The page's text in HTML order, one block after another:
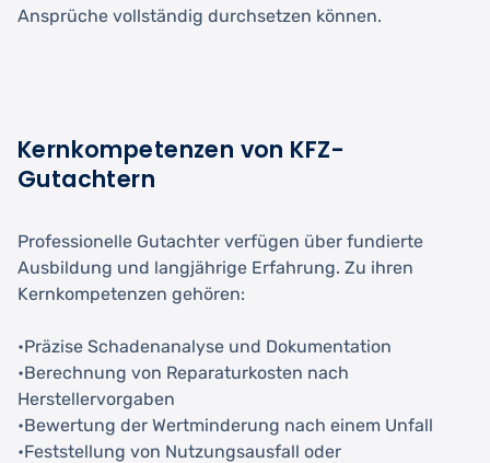
Ansprüche vollständig durchsetzen können.
Kernkompetenzen von KFZ-
Gutachtern
Professionelle Gutachter verfügen über fundierte
Ausbildung und langjährige Erfahrung. Zu ihren
Kernkompetenzen gehören:
•Präzise Schadenanalyse und Dokumentation
•Berechnung von Reparaturkosten nach
Herstellervorgaben
•Bewertung der Wertminderung nach einem Unfall
•Feststellung von Nutzungsausfall oder